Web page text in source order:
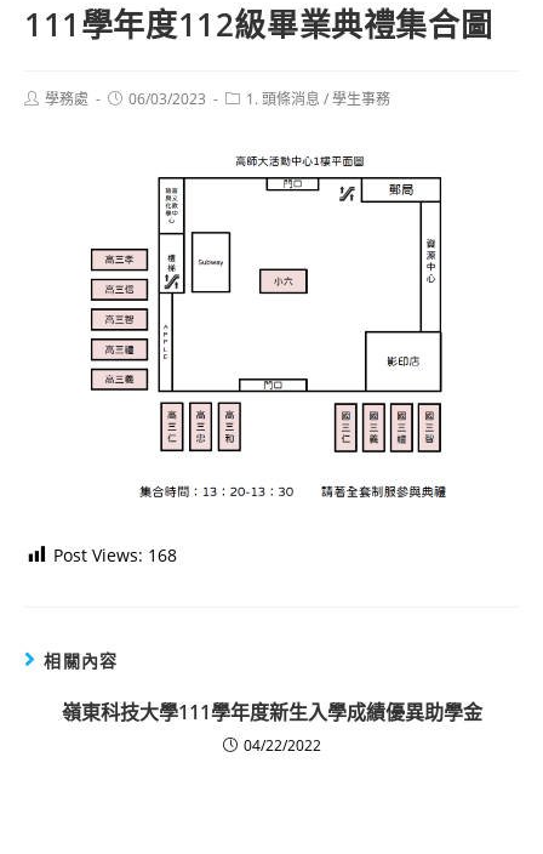
111學年度112級畢業典禮集合圖
Post學務處
Post06/03/2023
Post1. 頭條消息 /學生事務
Post Views: 168
相關內容
嶺東科技大學111學年度新生入學成績優異助學金
04/22/2022